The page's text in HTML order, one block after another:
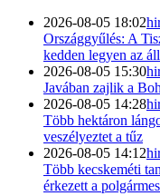
2026-08-05 18:02
Országgyűlés: A
kedden legyen az
2026-08-05 15:30
Javában zajlik a
2026-08-05 14:28
Több hektáron
veszélyeztet a tűz
2026-08-05 14:12
Több kecskeméti
érkezett a